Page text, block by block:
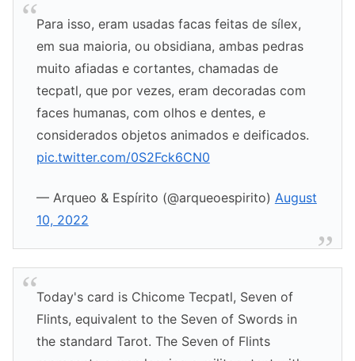
Para isso, eram usadas facas feitas de sílex,
em sua maioria, ou obsidiana, ambas pedras
muito afiadas e cortantes, chamadas de
tecpatl, que por vezes, eram decoradas com
faces humanas, com olhos e dentes, e
considerados objetos animados e deificados.
pic.twitter.com/0S2Fck6CN0
— Arqueo & Espírito (@arqueoespirito) August
10, 2022
Today's card is Chicome Tecpatl, Seven of
Flints, equivalent to the Seven of Swords in
the standard Tarot. The Seven of Flints